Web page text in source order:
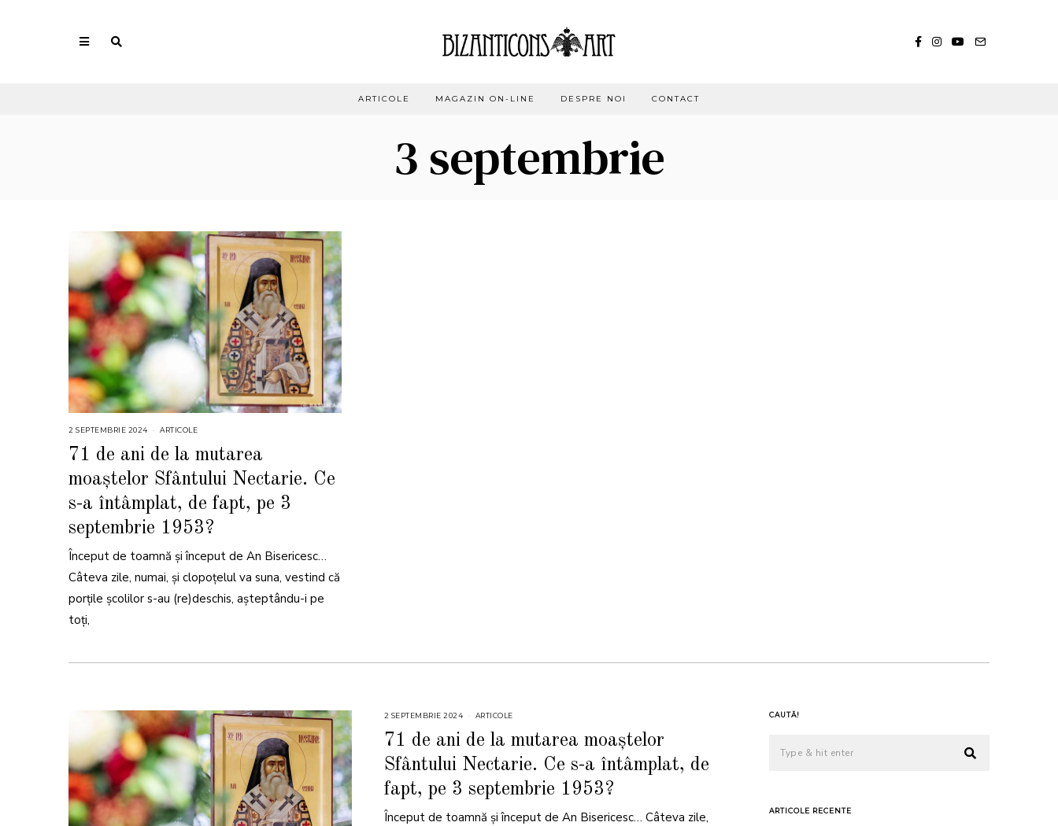
ARTICOLE MAGAZIN ON-LINE DESPRE NOI CONTACT
3 septembrie
2 SEPTEMBRIE 2024
P
E
R
I
E
2
2
4
ARTICOLE
71 de ani de la mutarea
moaștelor Sfântului Nectarie. Ce
s-a întâmplat, de fapt, pe 3
septembrie 1953?
Început de toamnă și început de An Bisericesc…
Câteva zile, numai, și clopoțelul va suna, vestind că
porțile școlilor s-au (re)deschis, așteptându-i pe
toți,
2 SEPTEMBRIE 2024
P
E
M
2
ARTICOLE
71 de ani de la mutarea moaștelor
Sfântului Nectarie. Ce s-a întâmplat, de
fapt, pe 3 septembrie 1953?
Început de toamnă și început de An Bisericesc… Câteva zile,
CAUTĂ!
ARTICOLE RECENTE